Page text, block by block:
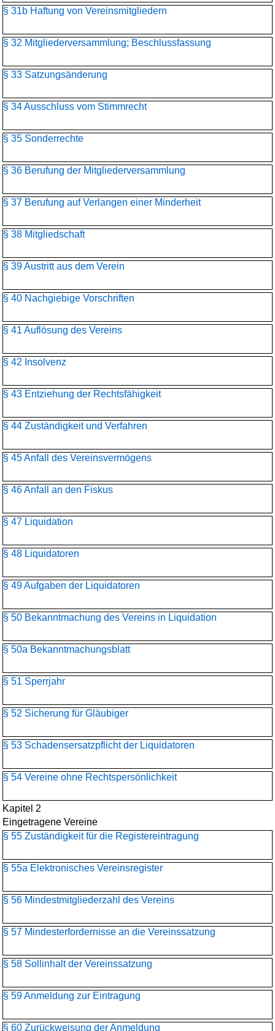
§ 31b Haftung von Vereinsmitgliedern
§ 32 Mitgliederversammlung; Beschlussfassung
§ 33 Satzungsänderung
§ 34 Ausschluss vom Stimmrecht
§ 35 Sonderrechte
§ 36 Berufung der Mitgliederversammlung
§ 37 Berufung auf Verlangen einer Minderheit
§ 38 Mitgliedschaft
§ 39 Austritt aus dem Verein
§ 40 Nachgiebige Vorschriften
§ 41 Auflösung des Vereins
§ 42 Insolvenz
§ 43 Entziehung der Rechtsfähigkeit
§ 44 Zuständigkeit und Verfahren
§ 45 Anfall des Vereinsvermögens
§ 46 Anfall an den Fiskus
§ 47 Liquidation
§ 48 Liquidatoren
§ 49 Aufgaben der Liquidatoren
§ 50 Bekanntmachung des Vereins in Liquidation
§ 50a Bekanntmachungsblatt
§ 51 Sperrjahr
§ 52 Sicherung für Gläubiger
§ 53 Schadensersatzpflicht der Liquidatoren
§ 54 Vereine ohne Rechtspersönlichkeit
Kapitel 2
Eingetragene Vereine
§ 55 Zuständigkeit für die Registereintragung
§ 55a Elektronisches Vereinsregister
§ 56 Mindestmitgliederzahl des Vereins
§ 57 Mindesterfordernisse an die Vereinssatzung
§ 58 Sollinhalt der Vereinssatzung
§ 59 Anmeldung zur Eintragung
§ 60 Zurückweisung der Anmeldung